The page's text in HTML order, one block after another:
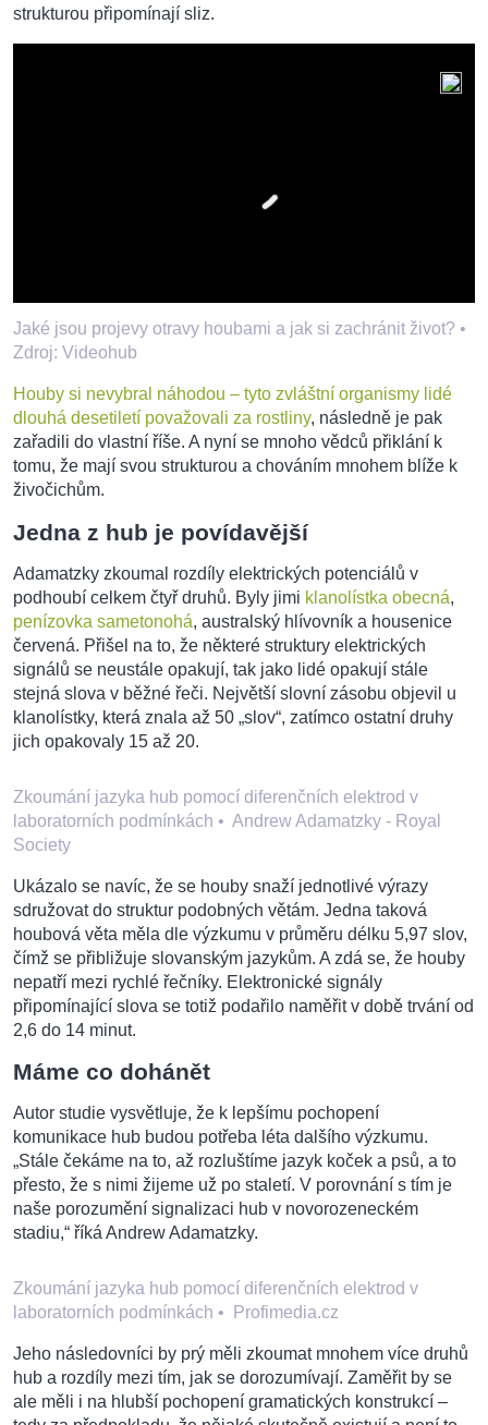
strukturou připomínají sliz.
Jaké jsou projevy otravy houbami a jak si zachránit život? •
Zdroj: Videohub
Houby si nevybral náhodou – tyto zvláštní organismy lidé
dlouhá desetiletí považovali za rostliny, následně je pak
zařadili do vlastní říše. A nyní se mnoho vědců přiklání k
tomu, že mají svou strukturou a chováním mnohem blíže k
živočichům.
Jedna z hub je povídavější
Adamatzky zkoumal rozdíly elektrických potenciálů v
podhoubí celkem čtyř druhů. Byly jimi klanolístka obecná,
penízovka sametonohá, australský hlívovník a housenice
červená. Přišel na to, že některé struktury elektrických
signálů se neustále opakují, tak jako lidé opakují stále
stejná slova v běžné řeči. Největší slovní zásobu objevil u
klanolístky, která znala až 50 „slov“, zatímco ostatní druhy
jich opakovaly 15 až 20.
Zkoumání jazyka hub pomocí diferenčních elektrod v
laboratorních podmínkách • Andrew Adamatzky - Royal
Society
Ukázalo se navíc, že se houby snaží jednotlivé výrazy
sdružovat do struktur podobných větám. Jedna taková
houbová věta měla dle výzkumu v průměru délku 5,97 slov,
čímž se přibližuje slovanským jazykům. A zdá se, že houby
nepatří mezi rychlé řečníky. Elektronické signály
připomínající slova se totiž podařilo naměřit v době trvání od
2,6 do 14 minut.
Máme co dohánět
Autor studie vysvětluje, že k lepšímu pochopení
komunikace hub budou potřeba léta dalšího výzkumu.
„Stále čekáme na to, až rozluštíme jazyk koček a psů, a to
přesto, že s nimi žijeme už po staletí. V porovnání s tím je
naše porozumění signalizaci hub v novorozeneckém
stadiu,“ říká Andrew Adamatzky.
Zkoumání jazyka hub pomocí diferenčních elektrod v
laboratorních podmínkách • Profimedia.cz
Jeho následovníci by prý měli zkoumat mnohem více druhů
hub a rozdíly mezi tím, jak se dorozumívají. Zaměřit by se
ale měli i na hlubší pochopení gramatických konstrukcí –